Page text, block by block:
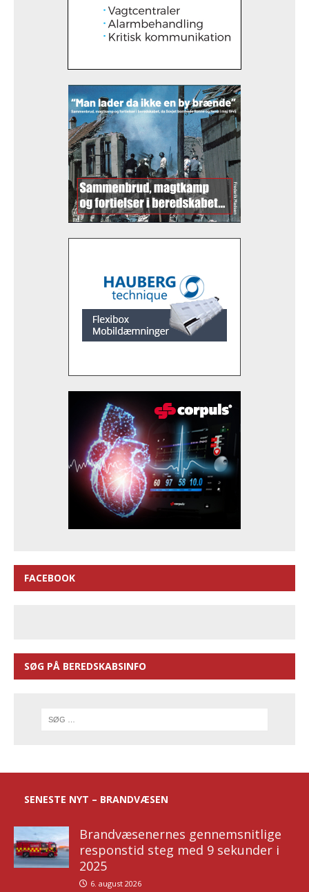
FACEBOOK
SØG PÅ BEREDSKABSINFO
SENESTE NYT – BRANDVÆSEN
Brandvæsenernes gennemsnitlige
responstid steg med 9 sekunder i
2025
6. august 2026